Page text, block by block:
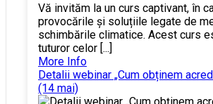
Vă invităm la un curs captivant, în
provocările și soluțiile legate de
schimbările climatice. Acest curs
tuturor celor [...]
More Info
Detalii webinar „Cum obținem
(14 mai)